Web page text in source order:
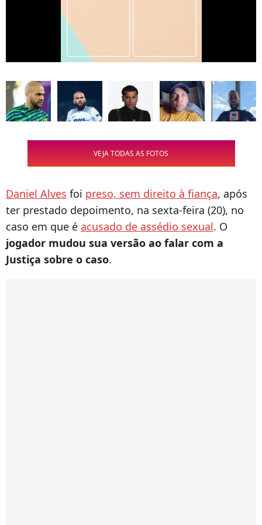
VEJA TODAS AS FOTOS
Daniel Alves foi preso, sem direito à fiança, após
ter prestado depoimento, na sexta-feira (20), no
caso em que é acusado de assédio sexual. O
jogador mudou sua versão ao falar com a
Justiça sobre o caso.